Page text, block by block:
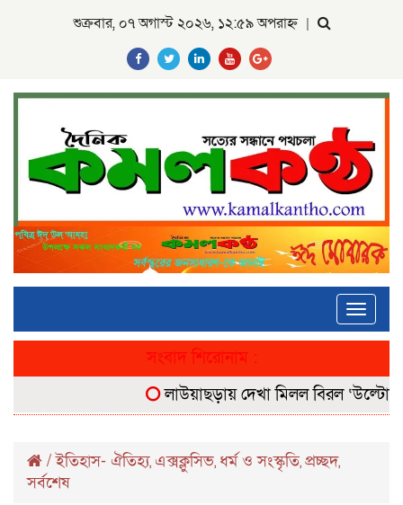
শুক্রবার, ০৭ অগাস্ট ২০২৬, ১২:৫৯ অপরাহ্ন |
Toggle
সংবাদ শিরোনাম :
লাউয়াছড়ায় দেখা মিলল বিরল ‘উল্টোলেজি’
/ইতিহাস- ঐতিহ্য, এক্সক্লুসিভ, ধর্ম ও সংস্কৃতি, প্রচ্ছদ,
সর্বশেষ